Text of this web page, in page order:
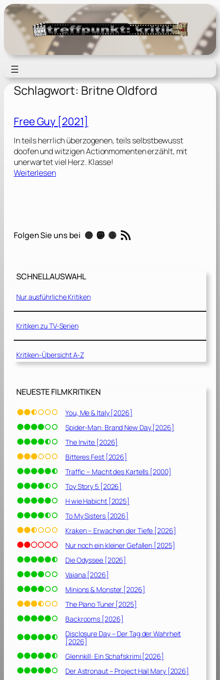
Zum
Inhalt
springen
Schlagwort: Britne Oldford
Free Guy [2021]
In teils herrlich überzogenen, teils selbstbewusst
doofen und witzigen Actionmomenten erzählt, mit
unerwartet viel Herz. Klasse!
Weiterlesen:
u
0
1
]
Folgen Sie uns bei Instagram Mastodon Threads RSS-Feed
SCHNELLAUSWAHL
Nur ausführliche Kritiken
Kritiken zu TV-Serien
Kritiken-Übersicht A-Z
NEUESTE FILMKRITIKEN
You, Me & Italy [2026]
Spider-Man: Brand New Day [2026]
The Invite [2026]
Bitteres Fest [2026]
Traffic – Macht des Kartells [2000]
Toy Story 5 [2026]
H wie Habicht [2025]
To My Sisters [2026]
Kraken – Erwachen der Tiefe [2026]
Nur noch ein kleiner Gefallen [2025]
Die Odyssee [2026]
Vaiana [2026]
Minions & Monster [2026]
The Piano Tuner [2025]
Backrooms [2026]
Disclosure Day – Der Tag der Wahrheit
[2026]
Glennkill: Ein Schafskrimi [2026]
Der Astronaut – Project Hail Mary [2026]